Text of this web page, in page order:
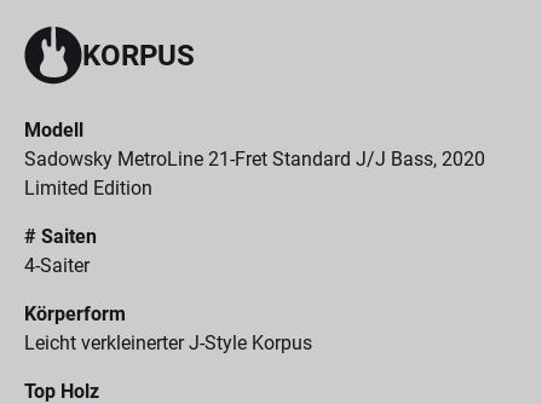
KORPUS
Modell
Sadowsky MetroLine 21-Fret Standard J/J Bass, 2020
Limited Edition
# Saiten
4-Saiter
Körperform
Leicht verkleinerter J-Style Korpus
Top Holz